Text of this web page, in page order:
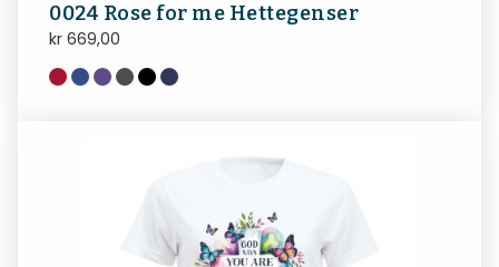
0024 Rose for me Hettegenser
kr 669,00